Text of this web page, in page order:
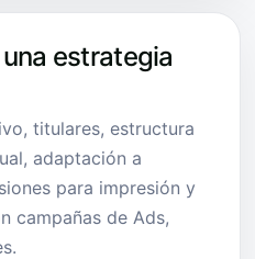
estrategia
titulares, estructura
adaptación a
para impresión y
campañas de Ads,